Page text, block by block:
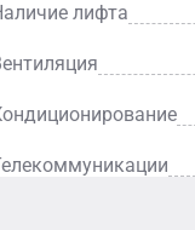
лифта